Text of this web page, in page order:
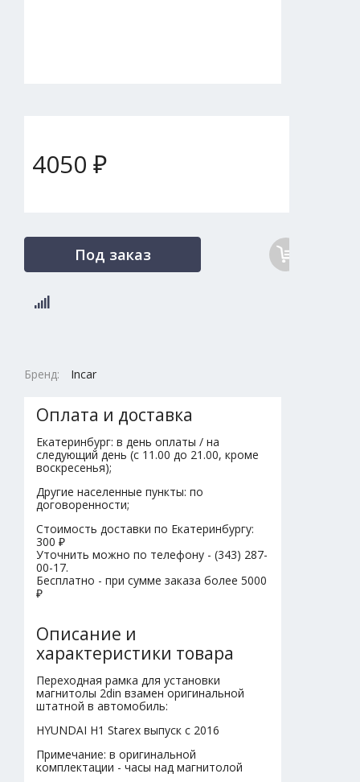
4050 ₽
Под заказ
Бренд: Incar
Оплата и доставка
Екатеринбург: в день оплаты / на
следующий день (с 11.00 до 21.00, кроме
воскресенья);
Другие населенные пункты: по
договоренности;
Стоимость доставки по Екатеринбургу:
300 ₽
Уточнить можно по телефону - (343) 287-
00-17.
Бесплатно - при сумме заказа более 5000
₽
Описание и
характеристики товара
Переходная рамка для установки
магнитолы 2din взамен оригинальной
штатной в автомобиль:
HYUNDAI H1 Starex выпуск с 2016
Примечание: в оригинальной
комплектации - часы над магнитолой